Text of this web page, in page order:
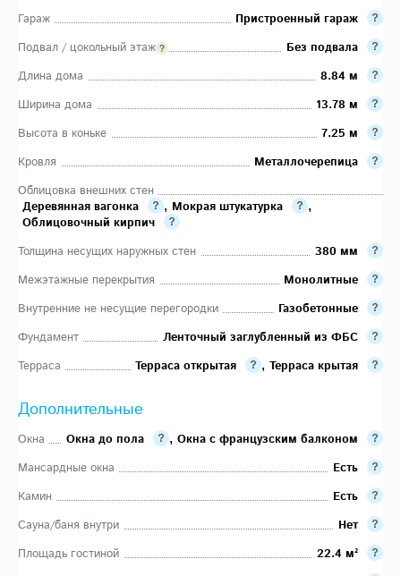
Гараж
Пристроенный гараж
Подвал / цокольный этаж
Без подвала
Длина дома
8.84 м
Ширина дома
13.78 м
Высота в коньке
7.25 м
Кровля
Металлочерепица
Облицовка внешних стен
Деревянная вагонка
, Мокрая штукатурка
,
Облицовочный кирпич
Толщина несущих наружных стен
380 мм
Межэтажные перекрытия
Монолитные
Внутренние не несущие перегородки
Газобетонные
Фундамент
Ленточный заглубленный из ФБС
Терраса
Терраса открытая , Терраса крытая
Дополнительные
Окна Окна до пола , Окна с французским балконом
Мансардные окна
Есть
Камин
Есть
Сауна/баня внутри
Нет
Площадь гостиной
22.4 м²